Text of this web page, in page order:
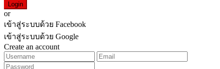
Login
or
เข้าสู่ระบบด้วย Facebook
เข้าสู่ระบบด้วย Google
Create an account